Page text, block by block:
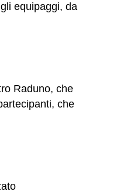
equipaggi, da
Raduno, che
che